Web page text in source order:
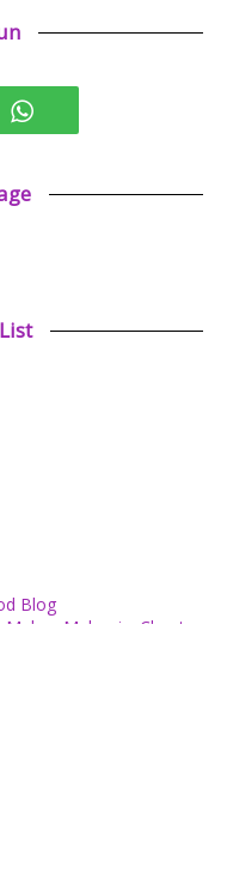
Blog
Malaysia: Chapter